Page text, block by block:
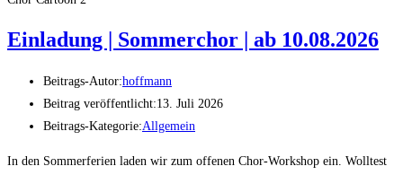
Einladung | Sommerchor | ab 10.08.2026
Beitrags-Autor:hoffmann
Beitrag veröffentlicht:13. Juli 2026
Beitrags-Kategorie:Allgemein
In den Sommerferien laden wir zum offenen Chor-Workshop ein. Wolltest